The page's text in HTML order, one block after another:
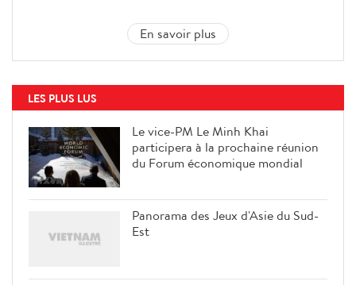
En savoir plus
LES PLUS LUS
Le vice-PM Le Minh Khai
participera à la prochaine réunion
du Forum économique mondial
Panorama des Jeux d'Asie du Sud-
Est